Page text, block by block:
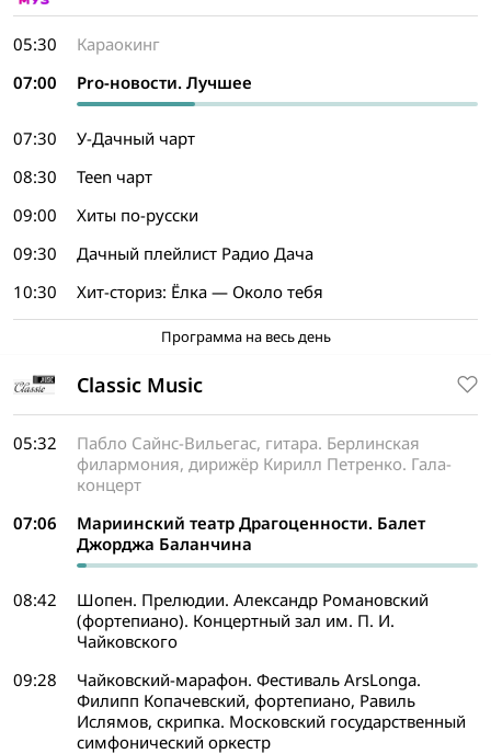
05:30
Караокинг
07:00
Pro-новости. Лучшее
07:30
У-Дачный чарт
08:30
Teen чарт
09:00
Хиты по-русски
09:30
Дачный плейлист Радио Дача
10:30
Хит-сториз: Ёлка — Около тебя
Программа на весь день
Classic Music
05:32
Пабло Сайнс-Вильегас, гитара. Берлинская
филармония, дирижёр Кирилл Петренко. Гала-
концерт
07:06
Мариинский театр Драгоценности. Балет
Джорджа Баланчина
08:42
Шопен. Прелюдии. Александр Романовский
(фортепиано). Концертный зал им. П. И.
Чайковского
09:28
Чайковский-марафон. Фестиваль ArsLonga.
Филипп Копачевский, фортепиано, Равиль
Ислямов, скрипка. Московский государственный
симфонический оркестр